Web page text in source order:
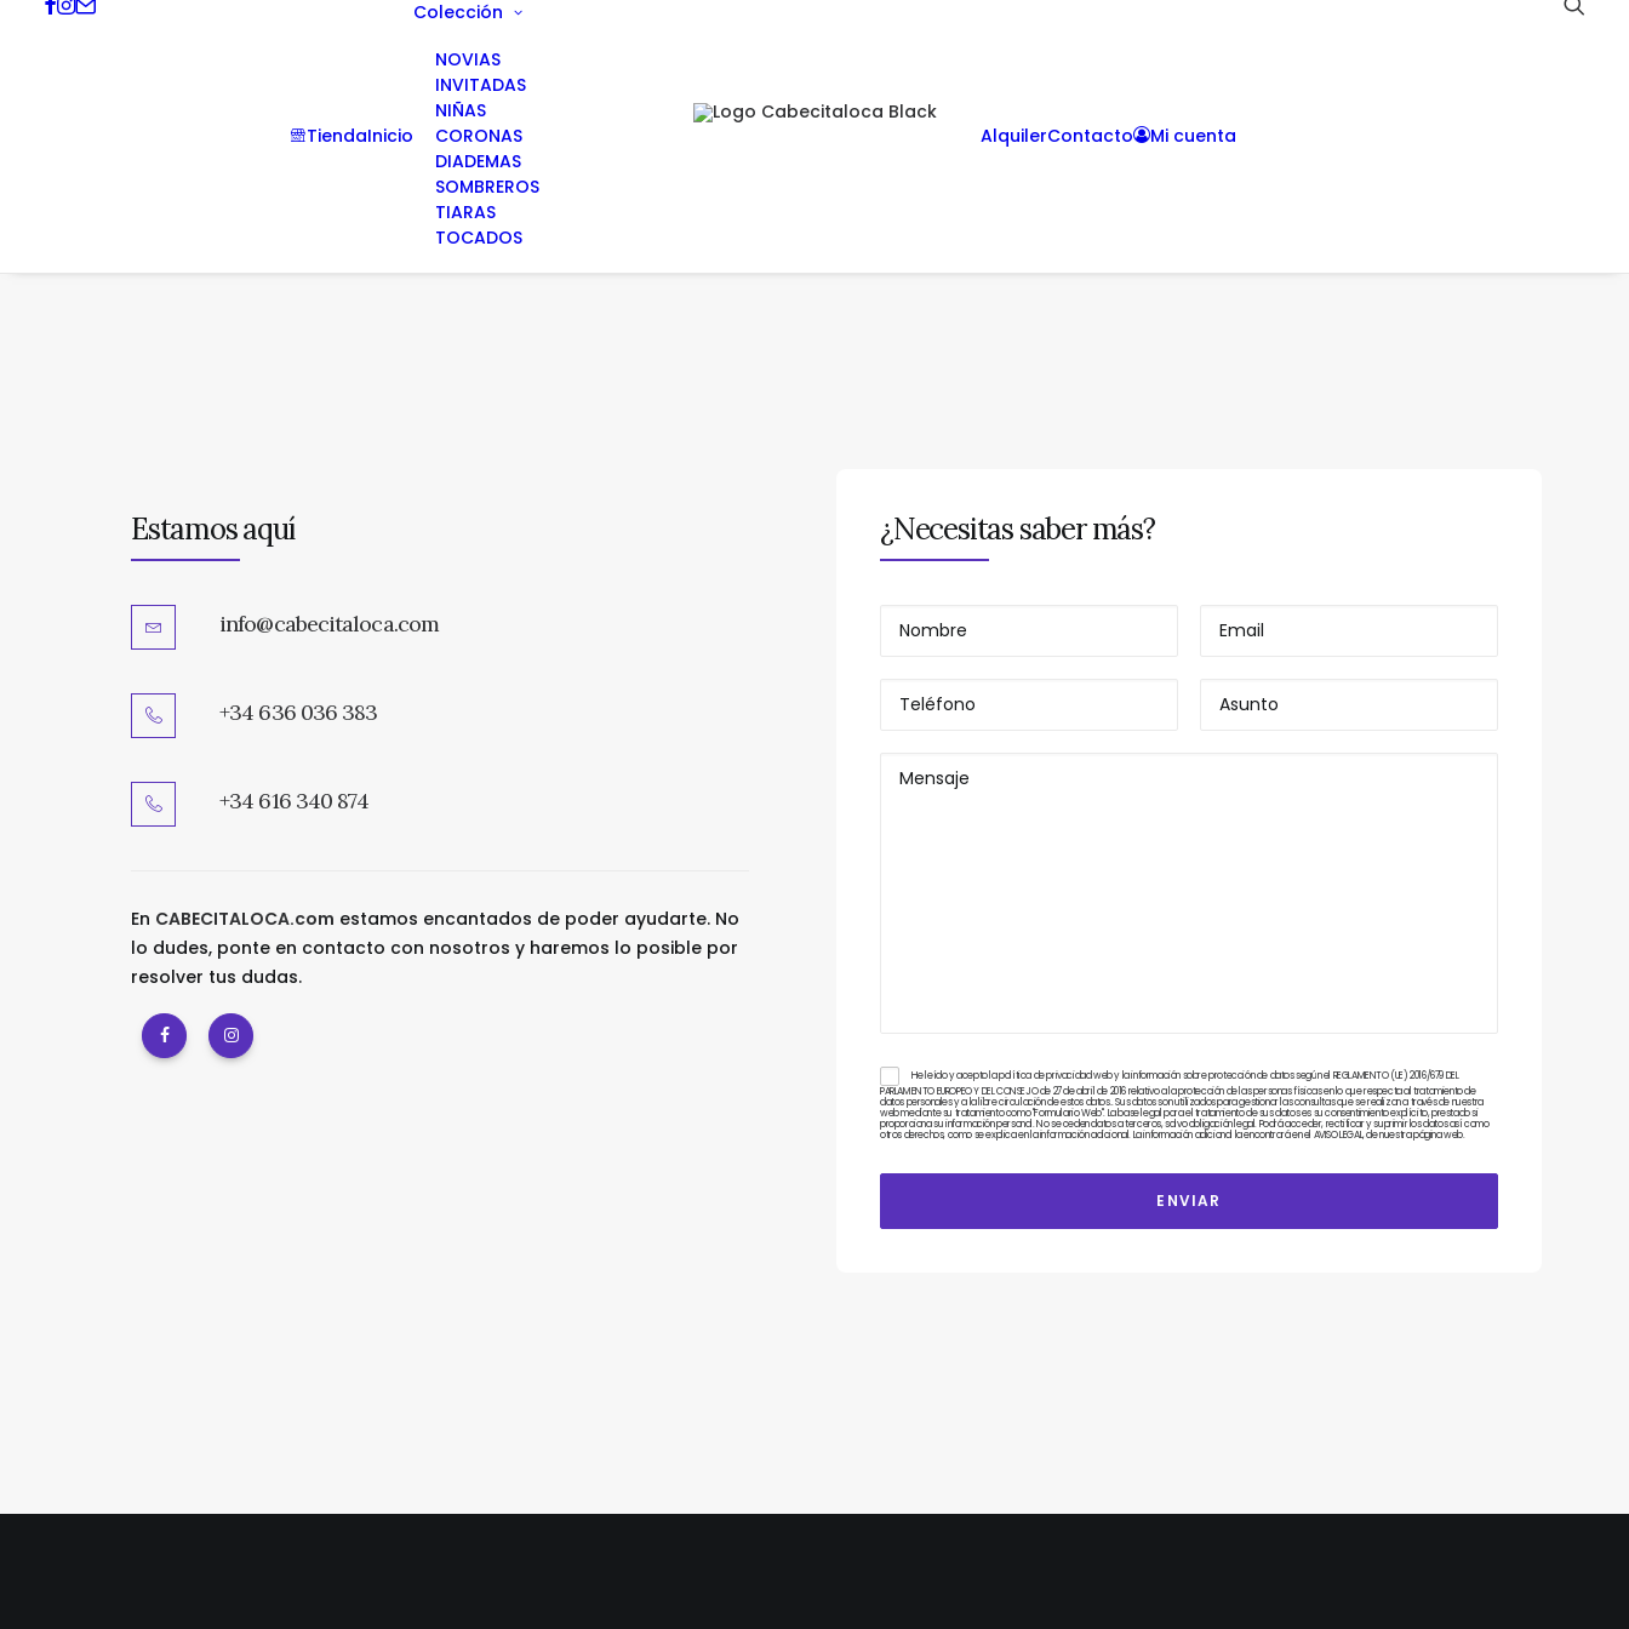
TiendaInicio
Colección
NOVIAS
INVITADAS
NIÑAS
CORONAS
DIADEMAS
SOMBREROS
TIARAS
TOCADOS
AlquilerContacto Mi cuenta
Estamos aquí
info@cabecitaloca.com
+34 636 036 383
+34 616 340 874
En CABECITALOCA.com estamos encantados de poder ayudarte. No
lo dudes, ponte en contacto con nosotros y haremos lo posible por
resolver tus dudas.
¿Necesitas saber más?
He leído y acepto lapolítica de privacidad weby la información sobre protección de datos según el REGLAMENTO (UE) 2016/679 DEL
PARLAMENTO EUROPEO Y DEL CONSEJO de 27 de abril de 2016 relativo a la protección de las personas físicas en lo que respecta al tratamiento de
datos personales y a la libre circulación de estos datos.. Sus datos son utilizados para gestionar las consultas que se realizan a través de nuestra
web mediante su tratamiento como "Formulario Web". La base legal para el tratamiento de sus datos es su consentimiento explícito, prestado si
proporciona su información personal. No se ceden datos a terceros, salvo obligación legal. Podrá acceder, rectificar y suprimir los datos así como
otros derechos, como se explica en la información adicional. La información adicional la encontrará en el AVISO LEGAL, de nuestra página web.